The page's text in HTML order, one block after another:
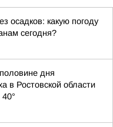
осадков: какую погоду
сегодня?
дня
в Ростовской области